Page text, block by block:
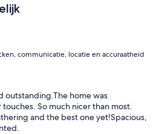
communicatie, locatie en accuraatheid
outstanding.The home was
So much nicer than most.
and the best one yet!Spacious,